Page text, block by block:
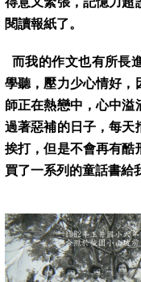
閱讀報紙了。
而我的作文也有所長
學聽，壓力少心情好，
師正在熱戀中，心中
過著惡補的日子，每天
挨打，但是不會再有酷
買了一系列的童話書給